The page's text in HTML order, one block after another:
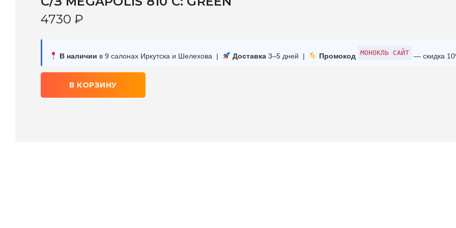
4730 ₽
В наличии в 9 салонах Иркутска и Шелехова | Доставка3–5 дней | Промокод МОНОКЛЬ САЙТ — скидка
В КОРЗИНУ